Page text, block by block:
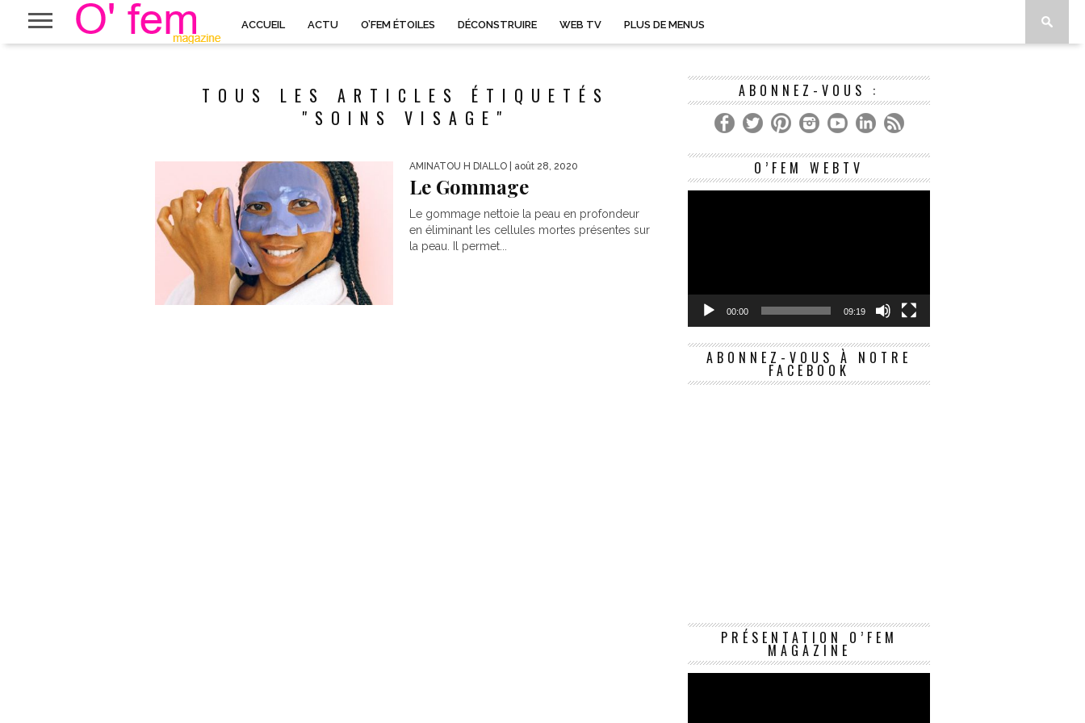
ACCUEIL ACTU O’FEM ÉTOILES DÉCONSTRUIRE WEB TV PLUS DE MENUS
TOUS LES ARTICLES ÉTIQUETÉS
"SOINS VISAGE"
AMINATOU H DIALLO | août 28, 2020
Le Gommage
Le gommage nettoie la peau en profondeur
en éliminant les cellules mortes présentes sur
la peau. Il permet...
ABONNEZ-VOUS :
O’FEM WEBTV
Lecteur
00:00 09:19
ABONNEZ-VOUS À NOTRE
FACEBOOK
PRÉSENTATION O’FEM
MAGAZINE
Lecteur